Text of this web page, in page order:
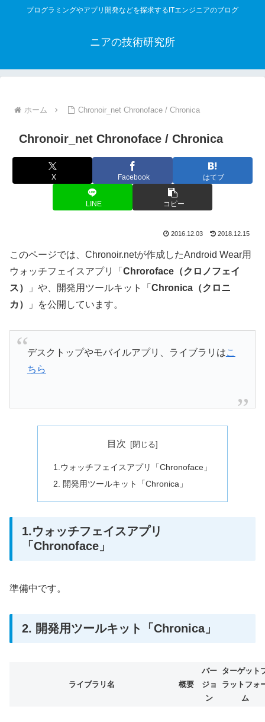
プログラミングやアプリ開発などを探求するITエンジニアのブログ
ニアの技術研究所
ホーム Chronoir_net Chronoface / Chronica
Chronoir_net Chronoface / Chronica
X Facebook はてブ
LINE コピー
2016.12.03 2018.12.15
このページでは、Chronoir.netが作成したAndroid Wear用
ウォッチフェイスアプリ「 Chroroface（クロノフェイ
ス）
」や、開発用ツールキット「 Chronica（クロニ
カ）
」を公開しています。
デスクトップやモバイルアプリ、ライブラリはこ
ちら
目次
1.ウォッチフェイスアプリ「Chronoface」
2. 開発用ツールキット「Chronica」
1.ウォッチフェイスアプリ
「Chronoface」
準備中です。
2. 開発用ツールキット「Chronica」
ライブラリ名 概要
バー
ジョ
ン
ターゲット
ラットフォ
ム